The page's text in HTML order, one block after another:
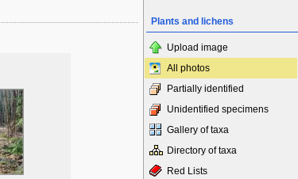
Plants and lichens
Upload image
All photos
Partially identified
Unidentified specimens
Gallery of taxa
Directory of taxa
Red Lists